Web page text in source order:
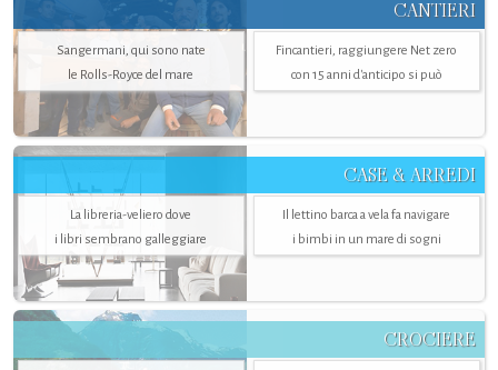
CANTIERI
Sangermani, qui sono nate
le Rolls-Royce del mare
Fincantieri, raggiungere Net zero
con 15 anni d'anticipo si può
CASE & ARREDI
La libreria-veliero dove
i libri sembrano galleggiare
Il lettino barca a vela fa navigare
i bimbi in un mare di sogni
CROCIERE